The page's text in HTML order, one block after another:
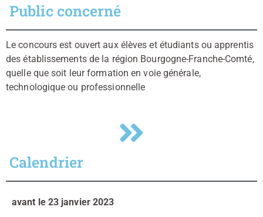
Public concerné
Le concours est ouvert aux élèves et étudiants ou apprentis
des établissements de la région Bourgogne-Franche-Comté,
quelle que soit leur formation en voie générale,
technologique ou professionnelle
Calendrier
avant le 23 janvier 2023